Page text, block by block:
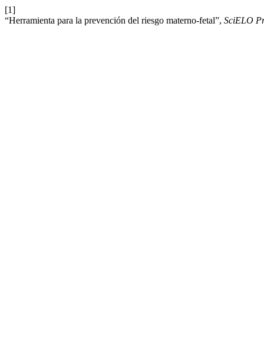
[1]
“Herramienta para la prevención del riesgo materno-fetal”, SciELO